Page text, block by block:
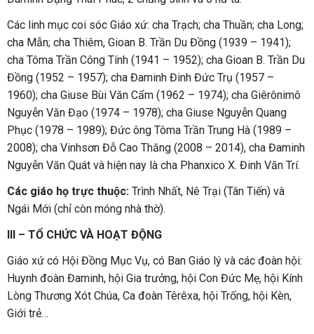
Các linh mục coi sóc Giáo xứ: cha Trạch; cha Thuần; cha Long;
cha Mẫn; cha Thiêm, Gioan B. Trần Du Đồng (1939 – 1941);
cha Tôma Trần Công Tính (1941 – 1952); cha Gioan B. Trần Du
Đồng (1952 – 1957); cha Đaminh Đinh Đức Trụ (1957 –
1960); cha Giuse Bùi Văn Cẩm (1962 – 1974); cha Giêrônimô
Nguyễn Văn Đạo (1974 – 1978); cha Giuse Nguyễn Quang
Phục (1978 – 1989); Đức ông Tôma Trần Trung Hà (1989 –
2008); cha Vinhsơn Đỗ Cao Thăng (2008 – 2014), cha Đaminh
Nguyễn Văn Quát và hiện nay là cha Phanxico X. Đinh Văn Trí.
Các giáo họ trực thuộc: Trình Nhất, Nê Trại (Tân Tiến) và
Ngái Mới (chỉ còn móng nhà thờ).
III – TỔ CHỨC VÀ HOẠT ĐỘNG
Giáo xứ có Hội Đồng Mục Vụ, có Ban Giáo lý và các đoàn hội:
Huynh đoàn Đaminh, hội Gia trưởng, hội Con Đức Mẹ, hội Kính
Lòng Thương Xót Chúa, Ca đoàn Têrêxa, hội Trống, hội Kèn,
Giới trẻ…